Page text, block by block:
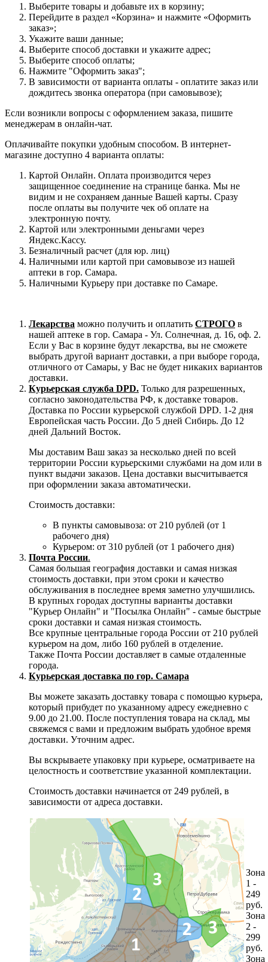
Выберите товары и добавьте их в корзину;
Перейдите в раздел «Корзина» и нажмите «Оформить
заказ»;
Укажите ваши данные;
Выберите способ доставки и укажите адрес;
Выберите способ оплаты;
Нажмите "Оформить заказ";
В зависимости от варианта оплаты - оплатите заказ или
дождитесь звонка оператора (при самовывозе);
Если возникли вопросы с оформлением заказа, пишите
менеджерам в онлайн-чат.
Оплачивайте покупки удобным способом. В интернет-
магазине доступно 4 варианта оплаты:
Картой Онлайн. Оплата производится через
защищенное соединение на странице банка. Мы не
видим и не сохраняем данные Вашей карты. Сразу
после оплаты вы получите чек об оплате на
электронную почту.
Картой или электронными деньгами через
Яндекс.Кассу.
Безналичный расчет (для юр. лиц)
Наличными или картой при самовывозе из нашей
аптеки в гор. Самара.
Наличными Курьеру при доставке по Самаре.
Лекарства можно получить и оплатить СТРОГО в
нашей аптеке в гор. Самара - Ул. Солнечная, д. 16, оф. 2.
Если у Вас в корзине будут лекарства, вы не сможете
выбрать другой вариант доставки, а при выборе города,
отличного от Самары, у Вас не будет никаких вариантов
доставки.
Курьерская служба DPD. Только для разрешенных,
согласно законодательства РФ, к доставке товаров.
Доставка по России курьерской службой DPD. 1-2 дня
Европейская часть России. До 5 дней Сибирь. До 12
дней Дальний Восток.
Мы доставим Ваш заказ за несколько дней по всей
территории России курьерскими службами на дом или в
пункт выдачи заказов. Цена доставки высчитывается
при оформлении заказа автоматически.
Стоимость доставки:
В пункты самовывоза: от 210 рублей (от 1
рабочего дня)
Курьером: от 310 рублей (от 1 рабочего дня)
Почта России.
Самая большая география доставки и самая низкая
стоимость доставки, при этом сроки и качество
обслуживания в последнее время заметно улучшились.
В крупных городах доступны варианты доставки
"Курьер Онлайн" и "Посылка Онлайн" - самые быстрые
сроки доставки и самая низкая стоимость.
Все крупные центральные города России от 210 рублей
курьером на дом, либо 160 рублей в отделение.
Также Почта России доставляет в самые отдаленные
города.
Курьерская доставка по гор. Самара
Вы можете заказать доставку товара с помощью курьера,
который прибудет по указанному адресу ежедневно с
9.00 до 21.00. После поступления товара на склад, мы
свяжемся с вами и предложим выбрать удобное время
доставки. Уточним адрес.
Вы вскрываете упаковку при курьере, осматриваете на
целостность и соответствие указанной комплектации.
Стоимость доставки начинается от 249 рублей, в
зависимости от адреса доставки.
Зона
1 -
249
руб.
Зона
2 -
299
руб.
Зона